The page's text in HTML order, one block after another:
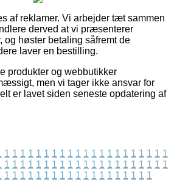
af reklamer. Vi arbejder tæt sammen
derved at vi præsenterer
og høster betaling såfremt de
laver en bestilling.
produkter og webbutikker
men vi tager ikke ansvar for
er lavet siden seneste opdatering af
1 1 1 1 1 1 1 1 1 1 1 1 1 1 1 1 1 1 1 1 1
1 1 1 1 1 1 1 1 1 1 1 1 1 1 1 1 1 1 1 1 1
1 1 1 1 1 1 1 1 1 1 1 1 1 1 1 1 1 1 1